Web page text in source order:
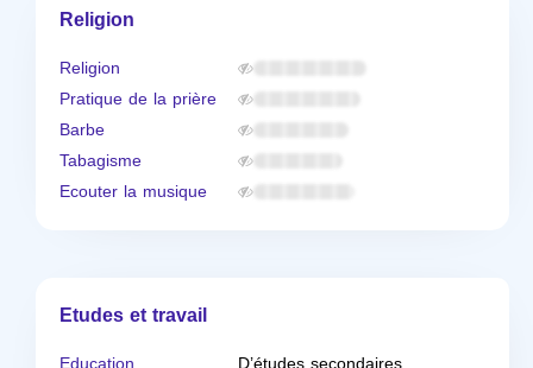
Religion
Religion
Pratique de la prière
Barbe
Tabagisme
Ecouter la musique
Etudes et travail